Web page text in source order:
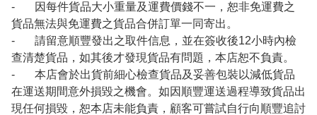
- 因每件貨品大小重量及運費價錢不一，恕非免運費之
貨品無法與免運費之貨品合併訂單一同寄出。
- 請留意順豐發出之取件信息，並在簽收後12小時內檢
查清楚貨品，如其後才發現貨品有問題，本店恕不負責。
- 本店會於出貨前細心檢查貨品及妥善包裝以減低貨品
在運送期間意外損毀之機會。如因順豐運送過程導致貨品出
現任何損毀，恕本店未能負責，顧客可嘗試自行向順豐追討